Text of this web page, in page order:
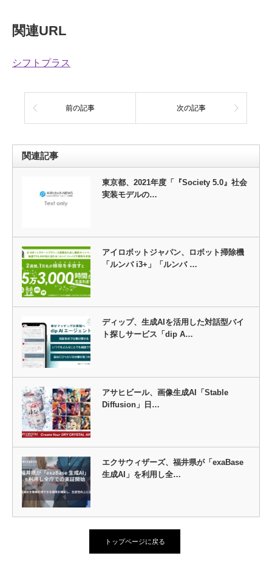
関連URL
シフトプラス
前の記事 次の記事
関連記事
東京都、2021年度「『Society 5.0』社会
実装モデルの…
アイロボットジャパン、ロボット掃除機
「ルンバ i3+」「ルンバ …
ディップ、生成AIを活用した対話型バイ
ト探しサービス「dip A…
アサヒビール、画像生成AI「Stable
Diffusion」日…
エクサウィザーズ、福井県が「exaBase
生成AI」を利用し全…
トップページに戻る